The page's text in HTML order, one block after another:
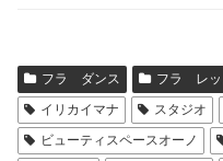
フラ ダンス フラ レッ
イリカイマナ
スタジオ
ビューティスペースオーノ